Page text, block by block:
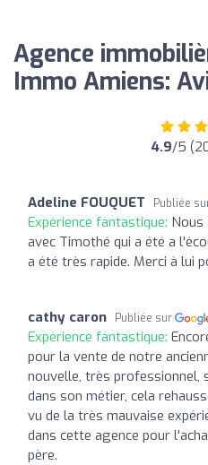
Agence
Immo Amiens:
4.9/5
Adeline FOUQUET Publiée
Expérience fantastique: Nous
avec Timothé qui a été a
a été très rapide. Merci à lui
cathy caron Publiée sur
Expérience fantastique:
pour la vente de notre
nouvelle, très
dans son métier, cela
vu de la très mauvaise
dans cette agence pour
père.